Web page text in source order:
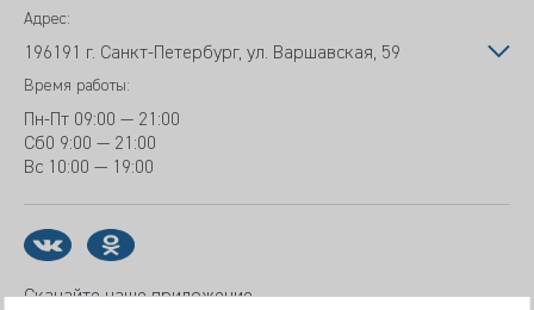
Адрес:
196191 г. Санкт-Петербург, ул. Варшавская, 59
Время работы:
Пн-Пт 09:00 — 21:00
Сб0 9:00 — 21:00
Вс 10:00 — 19:00
Скачайте наше приложение